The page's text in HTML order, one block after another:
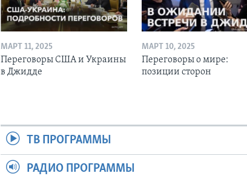
МАРТ 11, 2025
Переговоры США и Украины
в Джидде
МАРТ 10, 2025
Переговоры о мире:
позиции сторон
ТВ ПРОГРАММЫ
РАДИО ПРОГРАММЫ